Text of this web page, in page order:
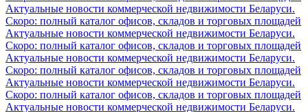
Актуальные новости коммерческой недвижимости Беларуси.
Скоро: полный каталог офисов, складов и торговых площадей
Актуальные новости коммерческой недвижимости Беларуси.
Скоро: полный каталог офисов, складов и торговых площадей
Актуальные новости коммерческой недвижимости Беларуси.
Скоро: полный каталог офисов, складов и торговых площадей
Актуальные новости коммерческой недвижимости Беларуси.
Скоро: полный каталог офисов, складов и торговых площадей
Актуальные новости коммерческой недвижимости Беларуси.